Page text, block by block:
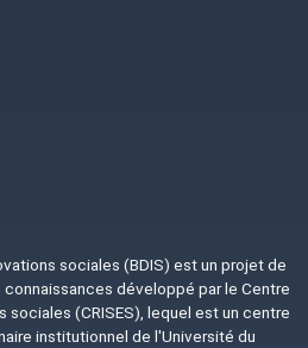
sociales (BDIS) est un projet de
développé par le Centre
sociales (CRISES), lequel est un centre
institutionnel de l'Université du